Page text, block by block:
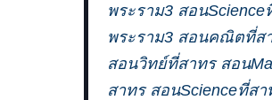
พระราม3 สอนScience
พระราม3 สอนคณิตที่ส
สอนวิทย์ที่สาทร สอน
สาทร สอนScienceที่สา